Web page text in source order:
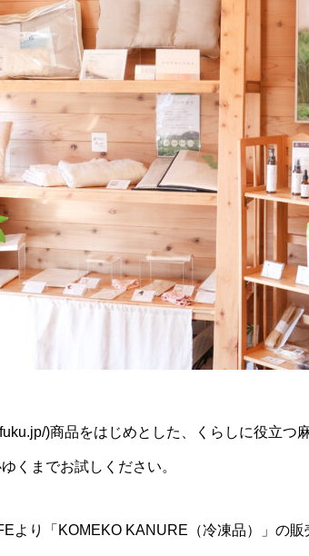
)商品をはじめとした、くらしに役立つ
くまでお試しください。
より「KOMEKO KANURE（冷凍品）」の販